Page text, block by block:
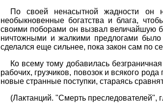
По своей ненасытной жадности он
необыкновенные богатства и блага,
своими поборами он вызвал величайшую
ничтожными и жалкими предлогами было
сделался еще сильнее, пока закон сам по
Ко всему тому добавилась
рабочих, грузчиков, повозок и всякого
новые странные поступки, стараясь
(Лактанций. "Смерть преследователей",